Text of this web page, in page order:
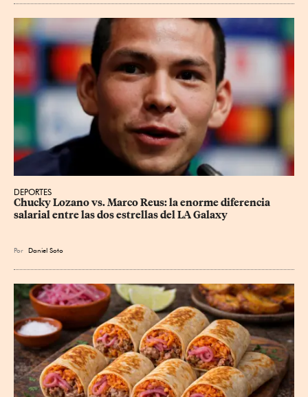
DEPORTES
Chucky Lozano vs. Marco Reus: la enorme diferencia
salarial entre las dos estrellas del LA Galaxy
Por Daniel Soto